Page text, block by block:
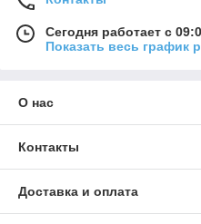
Сегодня работает с
Показать весь график
О нас
Контакты
Доставка и оплата